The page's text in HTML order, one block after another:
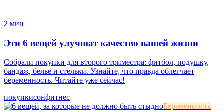
2 мин
Эти 6 вещей улучшат качество вашей жизни
Собрали покупки для второго триместра: фитбол, подушку,
бандаж, бельё и стельки. Узнайте, что правда облегчает
беременность. Читайте уже сейчас!
покупкисонфитнес
Беременность